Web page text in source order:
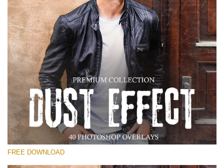
โปรดเลือก
Free Photoshop Overlay
Small 800*533px
Dust Effect
(40 Overlays)
FREE DOWNLOAD